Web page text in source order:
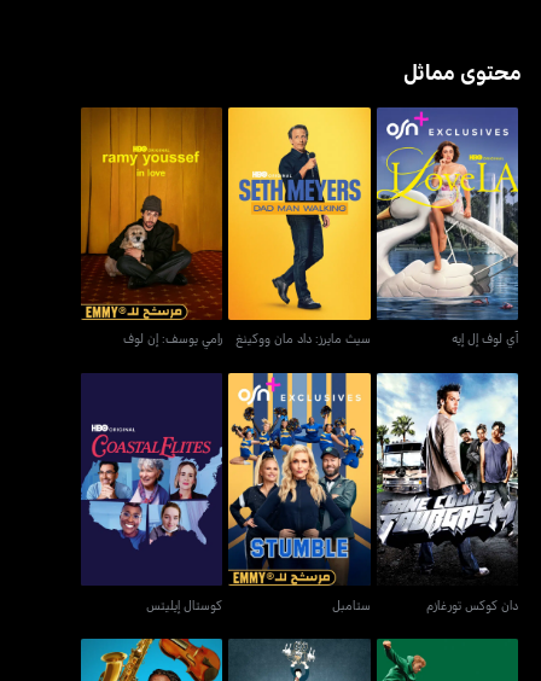
محتوى مماثل
آي لوف إل إيه
آي لوف إل إيه
سيث مايرز: داد مان ووكينغ
سيث مايرز: داد مان ووكينغ
رامي يوسف: إن لوف
رامي يوسف: إن لوف
دان كوكس تورغازم
دان كوكس تورغازم
ستامبل
ستامبل
كوستال إيليتس
كوستال إيليتس